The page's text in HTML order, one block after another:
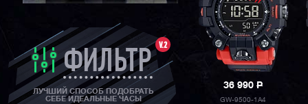
V.2
ФИЛЬТР
ЛУЧШИЙ СПОСОБ ПОДОБРАТЬ
СЕБЕ ИДЕАЛЬНЫЕ ЧАСЫ
36 990P
GW-9500-1A4